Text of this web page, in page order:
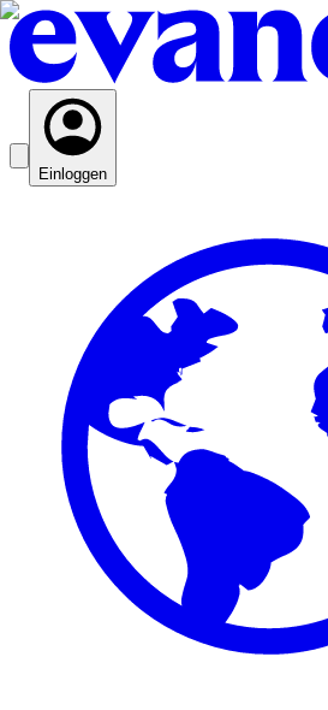
Einloggen